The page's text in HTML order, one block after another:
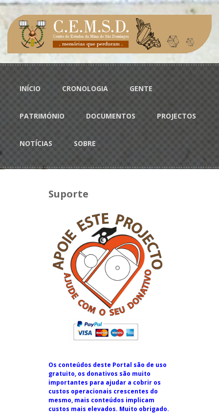
Passar para o conteúdo principal
Menu principal
INÍCIO CRONOLOGIA GENTE
PATRIMÓNIO DOCUMENTOS PROJECTOS
NOTÍCIAS SOBRE
Suporte
Os conteúdos deste Portal são de uso
gratuito, os donativos são muito
importantes para ajudar a cobrir os
custos operacionais crescentes do
mesmo, mais conteúdos implicam
custos mais elevados. Muito obrigado.